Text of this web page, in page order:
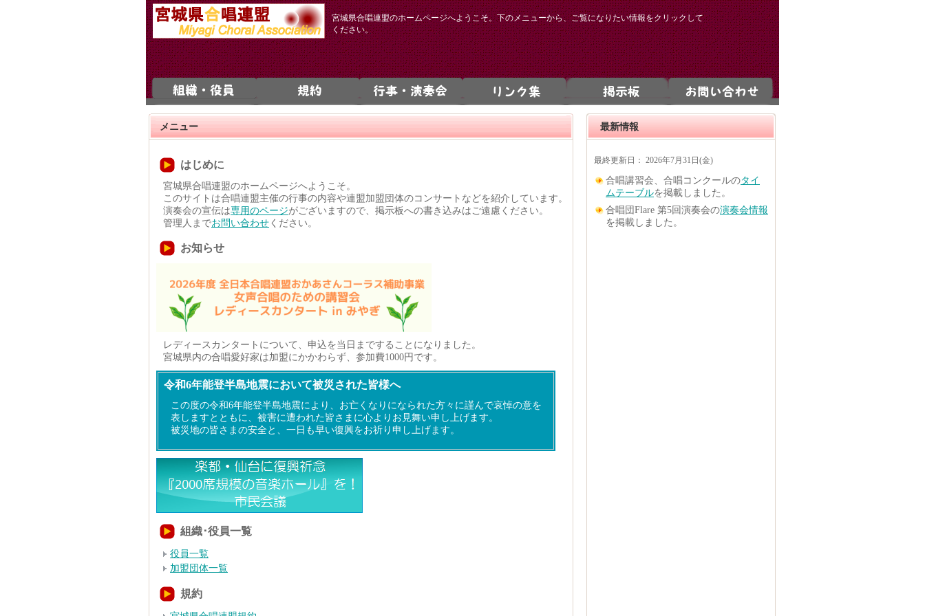
宮城県合唱連盟のホームページへようこそ。下のメニューから、ご覧になりたい情報をクリックして
ください。
メニュー
はじめに
宮城県合唱連盟のホームページへようこそ。
このサイトは合唱連盟主催の行事の内容や連盟加盟団体のコンサートなどを紹介しています。
演奏会の宣伝は専用のページがございますので、掲示板への書き込みはご遠慮ください。
管理人までお問い合わせ ください。
お知らせ
レディースカンタートについて、申込を当日まですることになりました。
宮城県内の合唱愛好家は加盟にかかわらず、参加費1000円です。
令和6年能登半島地震において被災された皆様へ
この度の令和6年能登半島地震により、お亡くなりになられた方々に謹んで哀悼の意を
表しますとともに、被害に遭われた皆さまに心よりお見舞い申し上げます。
被災地の皆さまの安全と、一日も早い復興をお祈り申し上げます。
組織･役員一覧
役員一覧
加盟団体一覧
規約
最新情報
最終更新日： 2026年7月31日(金)
合唱講習会、合唱コンクールのタイ
ムテーブルを掲載しました。
合唱団Flare 第5回演奏会の演奏会情報
を掲載しました。